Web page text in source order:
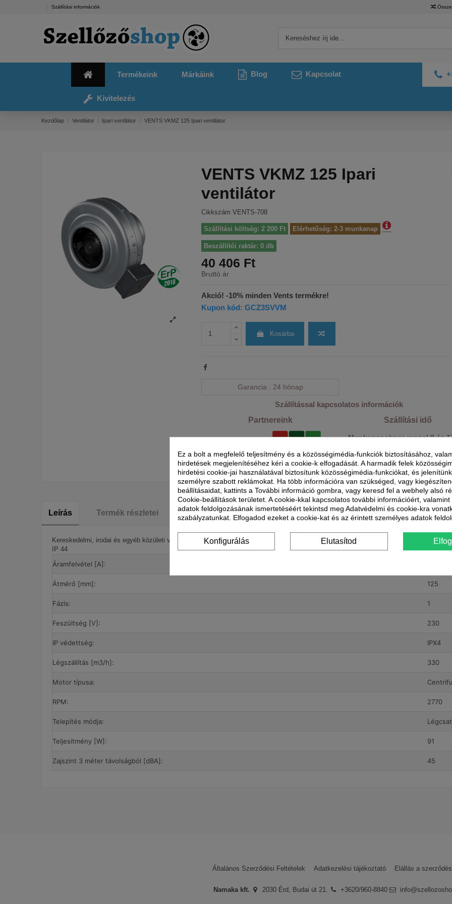
Szállítási információk
Termékeink Márkáink Blog Kapcsolat
Kivitelezés
Kezdőlap Ventilátor Ipari ventilátor VENTS VKMZ 125 Ipari ventilátor
VENTS VKMZ 125 Ipari
ventilátor
Cikkszám VENTS-708
Szállítási költség: 2 200 Ft Elérhetőség: 2-3 munkanap
Beszállítói raktár: 0 db
40 406 Ft
Bruttó ár
Akció! -10% minden Vents termékre!
Kupon kód: GCZ3SVVM
Kosárba
Garancia 24 hónap
Szállítással kapcsolatos információk
Partnereink Szállítási idő
Munkanapokon: reggel 8 és
Leírás Termék részletei Részletek Vents
Kereskedelmi, irodai és egyéb közületi vagy ipari helyiség befúvására és elszívására alkalmazható. Horganyzott acélburkolat.
IP 44
Áramfelvétel [A]:
Átmérő [mm]: 125
Fázis: 1
Feszültség [V]: 230
IP védettség: IPX4
Légszállítás [m3/h]: 330
Motor típusa:
RPM: 2770
Telepítés módja:
Teljesítmény [W]: 91
Zajszint 3 méter távolságból [dBA]: 45
Egy családi ház szellőztetésének költséghatékonyan történő megoldása nem mindig egyszerű feladat, kivéve akkor, ha
elhasznált, megromlott levegő a szabadba történő kivezetése.
Általános Szerződési Feltételek Adatkezelési tájékoztató Elállás a
Namaka kft. 2030 Érd, Budai út 21. +3620/960-8840
Ez a bolt a megfelelő teljesítmény és a közösségimédia-funkciók biztosításához,
hirdetések megjelenítéséhez kéri a cookie-k elfogadását. A harmadik felek
hirdetési cookie-jai használatával biztosítunk közösségimédia-funkciókat, és
személyre szabott reklámokat. Ha több információra van szükséged, vagy
beállításaidat, kattints a További információ gombra, vagy keresd fel a webhely alsó
Cookie-beállítások területet. A cookie-kkal kapcsolatos további információért,
adatok feldolgozásának ismertetéséért tekintsd meg Adatvédelmi és cookie-kra
szabályzatunkat. Elfogadod ezeket a cookie-kat és az érintett személyes adatok
Konfigurálás Elutasítod